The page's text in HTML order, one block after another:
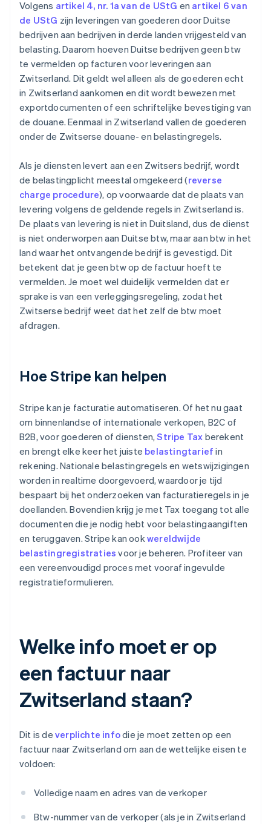
Volgens artikel 4, nr. 1a van de UStG en artikel 6 van
de UStG zijn leveringen van goederen door Duitse
bedrijven aan bedrijven in derde landen vrijgesteld van
belasting. Daarom hoeven Duitse bedrijven geen btw
te vermelden op facturen voor leveringen aan
Zwitserland. Dit geldt wel alleen als de goederen echt
in Zwitserland aankomen en dit wordt bewezen met
exportdocumenten of een schriftelijke bevestiging van
de douane. Eenmaal in Zwitserland vallen de goederen
onder de Zwitserse douane- en belastingregels.
Als je diensten levert aan een Zwitsers bedrijf, wordt
de belastingplicht meestal omgekeerd (reverse
charge procedure), op voorwaarde dat de plaats van
levering volgens de geldende regels in Zwitserland is.
De plaats van levering is niet in Duitsland, dus de dienst
is niet onderworpen aan Duitse btw, maar aan btw in het
land waar het ontvangende bedrijf is gevestigd. Dit
betekent dat je geen btw op de factuur hoeft te
vermelden. Je moet wel duidelijk vermelden dat er
sprake is van een verleggingsregeling, zodat het
Zwitserse bedrijf weet dat het zelf de btw moet
afdragen.
Hoe Stripe kan helpen
Stripe kan je facturatie automatiseren. Of het nu gaat
om binnenlandse of internationale verkopen, B2C of
B2B, voor goederen of diensten,Stripe Tax berekent
en brengt elke keer het juiste belastingtarief in
rekening. Nationale belastingregels en wetswijzigingen
worden in realtime doorgevoerd, waardoor je tijd
bespaart bij het onderzoeken van facturatieregels in je
doellanden. Bovendien krijg je met Tax toegang tot alle
documenten die je nodig hebt voor belastingaangiften
en teruggaven. Stripe kan ookwereldwijde
belastingregistraties voor je beheren. Profiteer van
een vereenvoudigd proces met vooraf ingevulde
registratieformulieren.
Welke info moet er op
een factuur naar
Zwitserland staan?
Dit is de verplichte infodie je moet zetten op een
factuur naar Zwitserland om aan de wettelijke eisen te
voldoen:
Volledige naam en adres van de verkoper
Btw-nummer van de verkoper (als je in Zwitserland